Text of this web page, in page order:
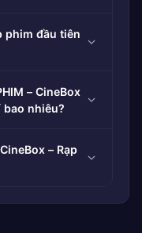
phim đầu tiên
– CineBox
bao nhiêu?
– Rạp